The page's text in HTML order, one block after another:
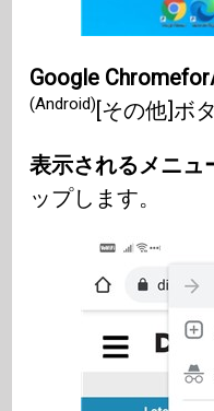
Google
(Android)[その他]ボ
表示されるメニュ
ップします。